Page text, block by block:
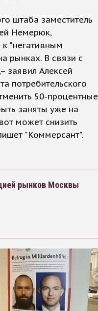
штаба заместитель
Немерюк,
"негативным
рынках. В связи с
заявил Алексей
потребительского
50-процентные
заняты уже на
может снизить
"Коммерсант".
рынков Москвы